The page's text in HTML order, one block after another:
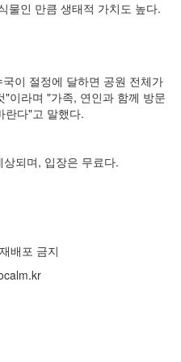
물인 만큼 생태적 가치도 높다.
이 절정에 달하면 공원 전체가
이라며 "가족, 연인과 함께 방문
란다"고 말했다.
되며, 입장은 무료다.
배포 금지